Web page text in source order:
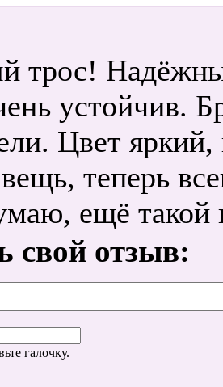
трос!
устойчив.
Цвет
теперь
ещё такой
свой отзыв:
галочку.